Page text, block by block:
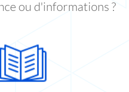
ou d'informations ?